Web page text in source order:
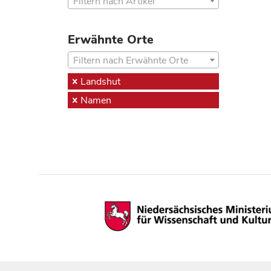
Erwähnte Orte
Filtern nach Erwähnte Orte
Landshut
Namen